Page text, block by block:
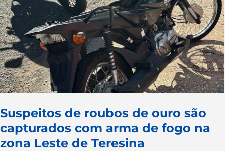
Suspeitos de roubos de ouro são
capturados com arma de fogo na
zona Leste de Teresina